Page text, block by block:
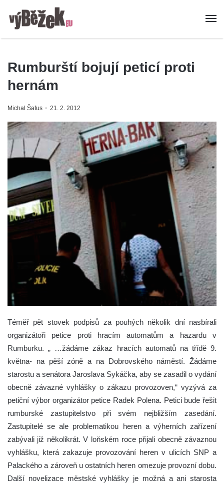
Rumburští bojují peticí proti
hernám
Michal Šafus 21. 2. 2012
Téměř pět stovek podpisů za pouhých několik dní nasbírali
organizátoři petice proti hracím automatům a hazardu v
Rumburku. „ …žádáme zákaz hracích automatů na třídě 9.
května- na pěší zóně a na Dobrovského náměstí. Žádáme
starostu a senátora Jaroslava Sykáčka, aby se zasadil o vydání
obecně závazné vyhlášky o zákazu provozoven,“ vyzývá za
petiční výbor organizátor petice Radek Polena. Petici bude řešit
rumburské zastupitelstvo při svém nejbližším zasedání.
Zastupitelé se ale problematikou heren a výherních zařízení
zabývali již několikrát. V loňském roce přijali obecně závaznou
vyhlášku, která zakazuje provozování heren v ulicích SNP a
Palackého a zároveň u ostatních heren omezuje provozní dobu.
Další novelizace městské vyhlášky je možná a ani starosta